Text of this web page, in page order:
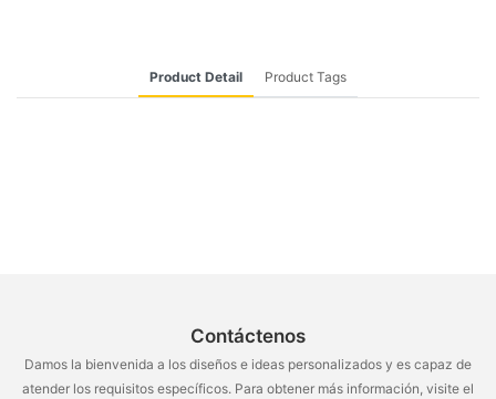
Product Detail Product Tags
Contáctenos
Damos la bienvenida a los diseños e ideas personalizados y es capaz de
atender los requisitos específicos. Para obtener más información, visite el